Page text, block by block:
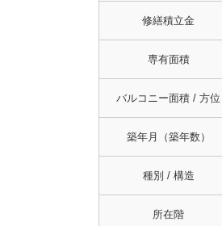
修繕積立金
専有面積
バルコニー面積 / 方位
築年月（築年数）
種別 / 構造
所在階